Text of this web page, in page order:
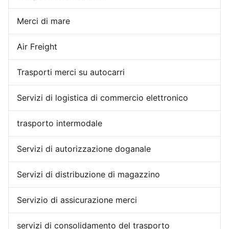
Merci di mare
Air Freight
Trasporti merci su autocarri
Servizi di logistica di commercio elettronico
trasporto intermodale
Servizi di autorizzazione doganale
Servizi di distribuzione di magazzino
Servizio di assicurazione merci
servizi di consolidamento del trasporto